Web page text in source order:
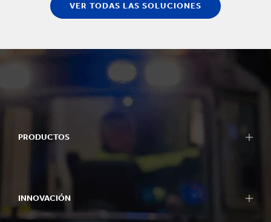
VER TODAS LAS SOLUCIONES
PRODUCTOS
INNOVACIÓN